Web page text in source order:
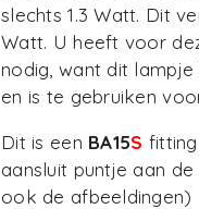
slechts 1.3 Watt. Dit
Watt. U heeft voor
nodig, want dit
en is te gebruiken
Dit is een BA15S
aansluit puntje aan
ook de afbeeldingen)